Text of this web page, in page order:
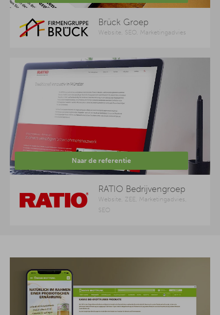
Brück Groep
Website, SEO, Marketingadvies
Naar de referentie
RATIO Bedrijvengroep
Website, ZEE, Marketingadvies,
SEO